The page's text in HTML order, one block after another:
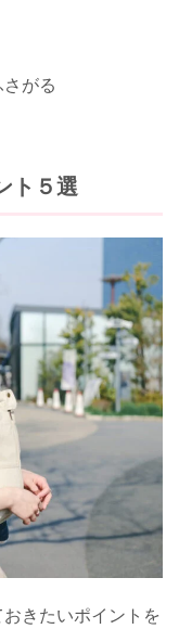
がる
ト５選
きたいポイントを